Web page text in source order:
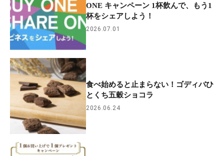
ONE キャンペーン 1杯飲んで、もう1
杯をシェアしよう！
2026.07.01
食べ始めると止まらない！ゴディバひ
とくち五穀ショコラ
2026.06.24